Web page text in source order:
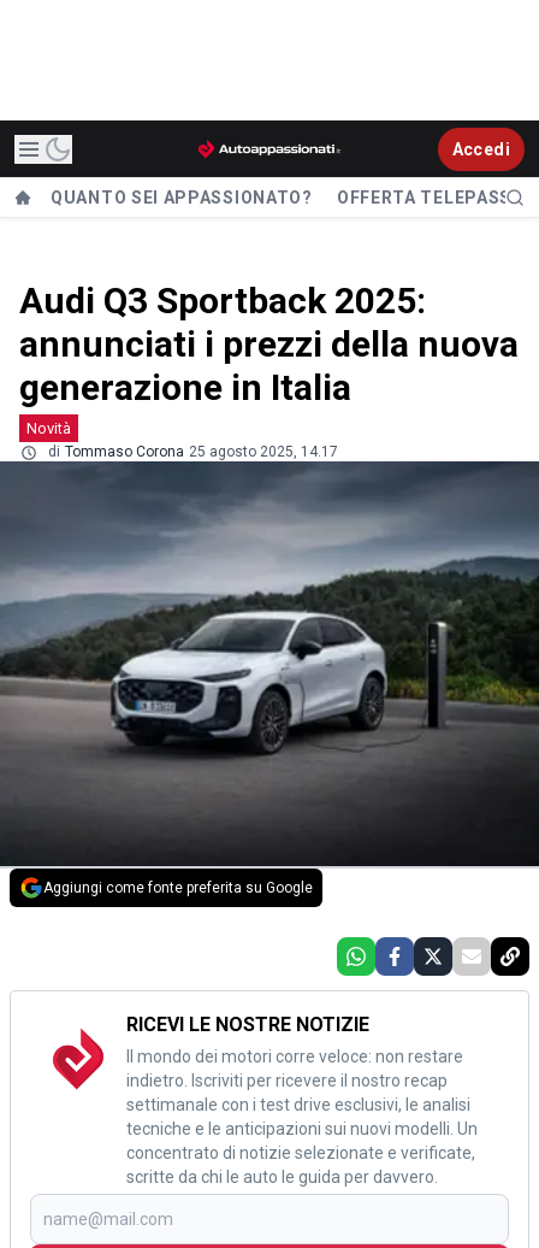
Accedi
QUANTO SEI APPASSIONATO? OFFERTA TELEPASS
Audi Q3 Sportback 2025:
annunciati i prezzi della nuova
generazione in Italia
Novità
di Tommaso Corona 25 agosto 2025, 14.17
Aggiungi come fonte preferita su Google
RICEVI LE NOSTRE NOTIZIE
Il mondo dei motori corre veloce: non restare
indietro. Iscriviti per ricevere il nostro recap
settimanale con i test drive esclusivi, le analisi
tecniche e le anticipazioni sui nuovi modelli. Un
concentrato di notizie selezionate e verificate,
scritte da chi le auto le guida per davvero.